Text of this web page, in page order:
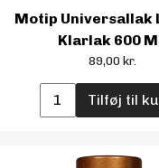
Motip Universallak
Klarlak 600
89,00 kr.
Tilføj til